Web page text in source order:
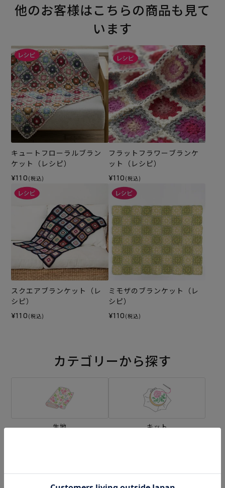
他のお客様はこちらの商品も見て
います
キュートフローラルブラン
ケット（レシピ）
¥110 (税込)
フラットフラワーブランケ
ット（レシピ）
¥110 (税込)
スクエアブランケット（レ
シピ）
¥110 (税込)
ミモザのブランケット（レ
シピ）
¥110 (税込)
カテゴリーから探す
生地 キット